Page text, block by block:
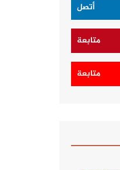
أتصل
متابعة
متابعة